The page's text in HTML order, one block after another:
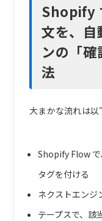
Shopify
文を、自
ンの「
法
大まかな流れは以
Shopify Flow で
タグを付ける
ネクストエンジ
テープスで、該